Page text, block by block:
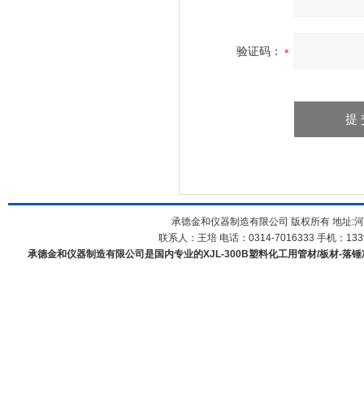
验证码：
承德金和仪器制造有限公司 版权所有 地址:
联系人：王培 电话：0314-7016333 手机：
承德金和仪器制造有限公司是国内专业的XJL-300B塑料化工用管材/板材-落